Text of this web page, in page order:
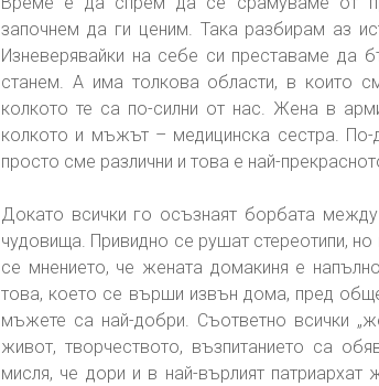
започнем да ги ценим. Така разбирам аз
Изневерявайки на себе си преставаме
станем. А има толкова области, в които
колкото те са по-силни от нас. Жена в
колкото и мъжът – медицинска сестра.
просто сме различни и това е най-
Докато всички го осъзнаят борбата
чудовища. Привидно се рушат стереотипи,
се мнението, че жената домакиня е
това, което се върши извън дома, пред
мъжете са най-добри. Съответно всички
живот, творчеството, възпитанието са
мисля, че дори и в най-върлият